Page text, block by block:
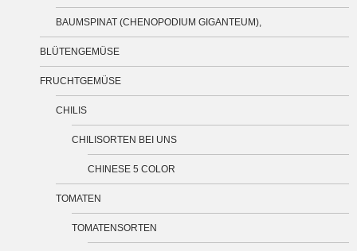
BAUMSPINAT (CHENOPODIUM GIGANTEUM),
BLÜTENGEMÜSE
FRUCHTGEMÜSE
CHILIS
CHILISORTEN BEI UNS
CHINESE 5 COLOR
TOMATEN
TOMATENSORTEN